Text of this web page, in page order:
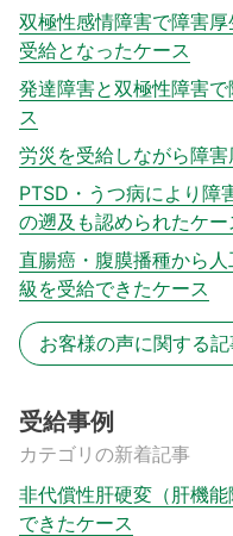
双極性感情障害で障害
受給となったケース
発達障害と双極性障害
ス
労災を受給しながら障
PTSD・うつ病により障
の遡及も認められたケー
直腸癌・腹膜播種から
級を受給できたケース
お客様の声に関する
受給事例
カテゴリの新着記事
非代償性肝硬変（肝機
できたケース